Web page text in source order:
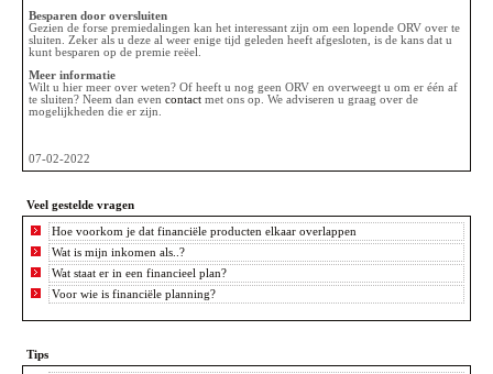
Besparen door oversluiten
Gezien de forse premiedalingen kan het interessant zijn om een lopende ORV over te
sluiten. Zeker als u deze al weer enige tijd geleden heeft afgesloten, is de kans dat u
kunt besparen op de premie reëel.
Meer informatie
Wilt u hier meer over weten? Of heeft u nog geen ORV en overweegt u om er één af
te sluiten? Neem dan even contact met ons op. We adviseren u graag over de
mogelijkheden die er zijn.
07-02-2022
Veel gestelde vragen
Hoe voorkom je dat financiële producten elkaar overlappen
Wat is mijn inkomen als..?
Wat staat er in een financieel plan?
Voor wie is financiële planning?
Tips